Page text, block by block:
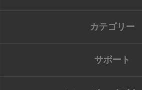
カテゴリー
サポート